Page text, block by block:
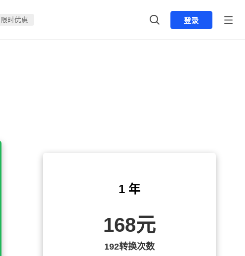
限时优惠 登录
1 年
168元
192转换次数